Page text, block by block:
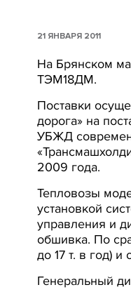
21 ЯНВАРЯ 2011
На Брянском
ТЭМ18ДМ.
Поставки
дорога» на
УБЖД
2009 года.
Тепловозы
установкой
управления и
обшивка. По
до 17 т. в год)
Генеральный